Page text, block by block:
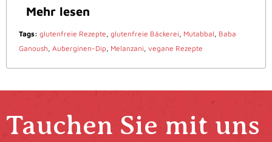
Mehr lesen
Tags: glutenfreie Rezepte, glutenfreie Bäckerei, Mutabbal, Baba
Ganoush, Auberginen-Dip, Melanzani, vegane Rezepte
Tauchen Sie mit uns